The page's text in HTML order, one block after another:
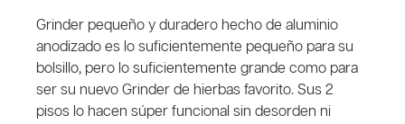
Grinder pequeño y duradero hecho de aluminio
anodizado es lo suficientemente pequeño para su
bolsillo, pero lo suficientemente grande como para
ser su nuevo Grinder de hierbas favorito. Sus 2
pisos lo hacen súper funcional sin desorden ni